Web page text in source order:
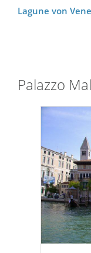
Lagune von
Palazzo